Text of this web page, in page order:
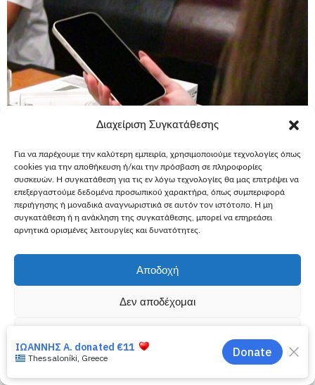
Διαχείριση Συγκατάθεσης
Για να παρέχουμε την καλύτερη εμπειρία, χρησιμοποιούμε τεχνολογίες όπως
cookies για την αποθήκευση ή/και την πρόσβαση σε πληροφορίες
συσκευών. Η συγκατάθεση για τις εν λόγω τεχνολογίες θα μας επιτρέψει να
επεξεργαστούμε δεδομένα προσωπικού χαρακτήρα, όπως συμπεριφορά
περιήγησης ή μοναδικά αναγνωριστικά σε αυτόν τον ιστότοπο. Η μη
συγκατάθεση ή η ανάκληση της συγκατάθεσης, μπορεί να επηρεάσει
αρνητικά ορισμένες λειτουργίες και δυνατότητες.
Αποδοχή
Δεν αποδέχομαι
Πολιτική Απορρήτου
ΑστεροΝέα
Ευχές
Εύχομαι να αποκτήσω
13 Ιανουαρίου,
2023
τελευταίας τεχνολογίας – Μαρία, 16
εμπειρίες. Η ευχή της; Πραγματική πρόκληση. Σκέφτηκε
καλά τι θα ζητήσει από τις νεράιδες. Και έμεινε πιστή στην
αρχική της σκέψη: ένα καινούργιο κινητό τελευταίας
τεχνολογίας. Αυτό θα ήταν η νέα της αρχή, σύντροφος σε
κάθε εξόρμηση, παρόρμηση και νέα εμπειρία που θα